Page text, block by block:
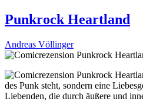
Punkrock Heartland
Andreas Völlinger
des Punk steht, sondern eine
Liebenden, die durch äußere und